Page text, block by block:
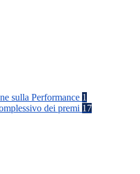
sulla Performance 1
dei premi 17